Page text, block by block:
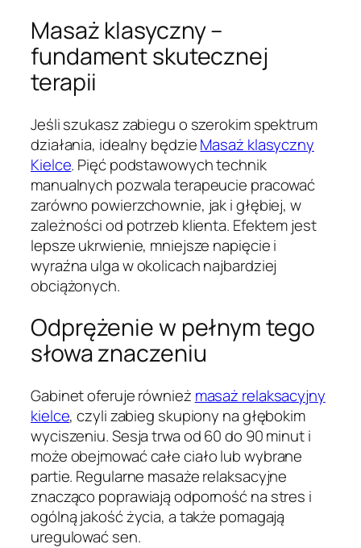
Masaż klasyczny –
fundament skutecznej
terapii
Jeśli szukasz zabiegu o szerokim spektrum
działania, idealny będzieMasaż klasyczny
Kielce. Pięć podstawowych technik
manualnych pozwala terapeucie pracować
zarówno powierzchownie, jak i głębiej, w
zależności od potrzeb klienta. Efektem jest
lepsze ukrwienie, mniejsze napięcie i
wyraźna ulga w okolicach najbardziej
obciążonych.
Odprężenie w pełnym tego
słowa znaczeniu
Gabinet oferuje również masaż relaksacyjny
kielce, czyli zabieg skupiony na głębokim
wyciszeniu. Sesja trwa od 60 do 90 minut i
może obejmować całe ciało lub wybrane
partie. Regularne masaże relaksacyjne
znacząco poprawiają odporność na stres i
ogólną jakość życia, a także pomagają
uregulować sen.